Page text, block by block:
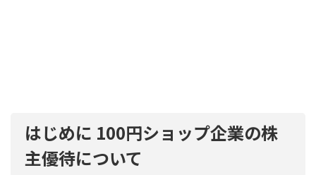
はじめに 100円ショップ企業の株
主優待について